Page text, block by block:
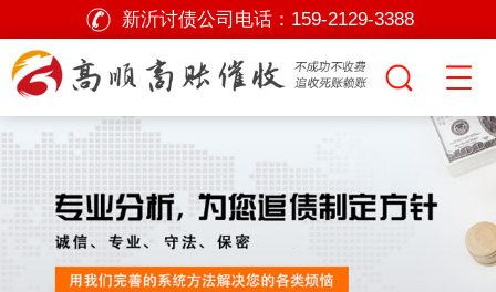
新沂讨债公司电话： 159-2129-3388